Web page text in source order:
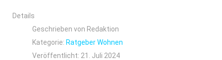
Details
Geschrieben von Redaktion
Kategorie: Ratgeber Wohnen
Veröffentlicht: 21. Juli 2024